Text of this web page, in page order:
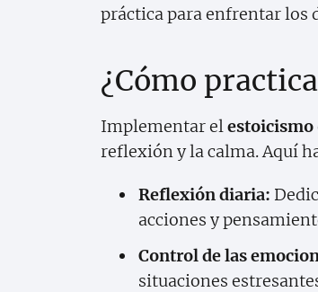
práctica para enfrentar los
¿Cómo
Implementar el estoicismo
reflexión y la calma. Aquí
Reflexión diaria:
acciones y
Control de las
situaciones